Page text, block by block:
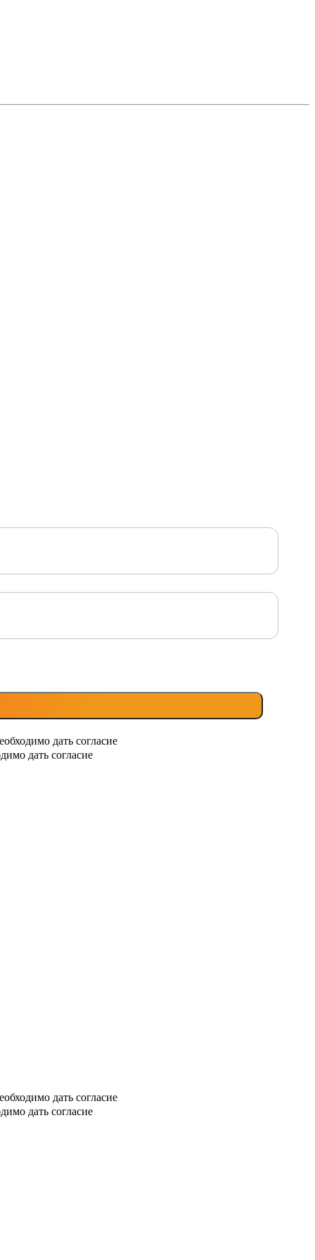
дать согласие
дать согласие
дать согласие
дать согласие